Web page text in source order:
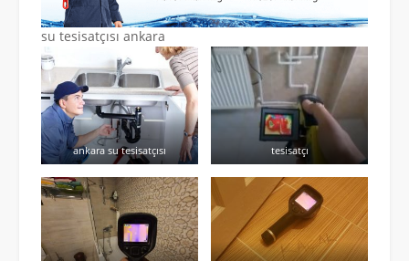
su tesisatçısı ankara
ankara su tesisatçısı tesisatçı